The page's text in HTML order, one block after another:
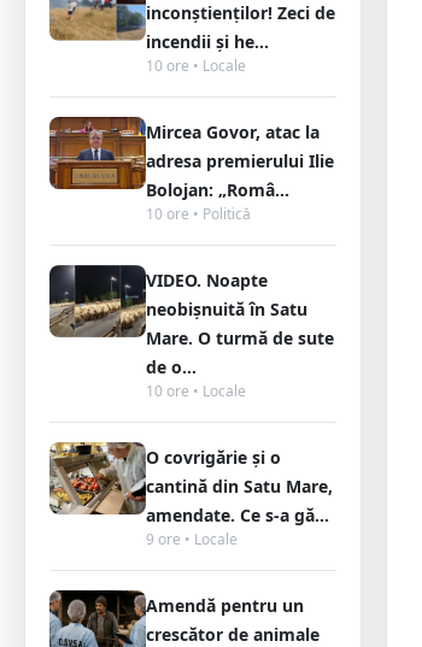
inconștienților! Zeci de
incendii și he...
10 ore • Locale
Mircea Govor, atac la
adresa premierului Ilie
Bolojan: „Româ...
10 ore • Politică
VIDEO. Noapte
neobișnuită în Satu
Mare. O turmă de sute
de o...
10 ore • Locale
O covrigărie și o
cantină din Satu Mare,
amendate. Ce s-a gă...
9 ore • Locale
Amendă pentru un
crescător de animale